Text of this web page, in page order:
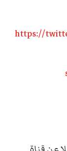
https://